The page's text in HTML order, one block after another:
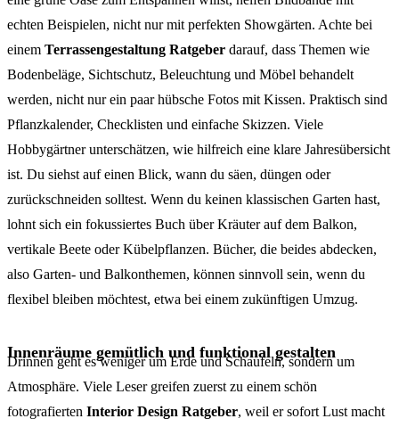
echten Beispielen, nicht nur mit perfekten Showgärten. Achte bei
einem Terrassengestaltung Ratgeber darauf, dass Themen wie
Bodenbeläge, Sichtschutz, Beleuchtung und Möbel behandelt
werden, nicht nur ein paar hübsche Fotos mit Kissen. Praktisch sind
Pflanzkalender, Checklisten und einfache Skizzen. Viele
Hobbygärtner unterschätzen, wie hilfreich eine klare Jahresübersicht
ist. Du siehst auf einen Blick, wann du säen, düngen oder
zurückschneiden solltest. Wenn du keinen klassischen Garten hast,
lohnt sich ein fokussiertes Buch über Kräuter auf dem Balkon,
vertikale Beete oder Kübelpflanzen. Bücher, die beides abdecken,
also Garten- und Balkonthemen, können sinnvoll sein, wenn du
flexibel bleiben möchtest, etwa bei einem zukünftigen Umzug.
Innenräume gemütlich und funktional gestalten
Drinnen geht es weniger um Erde und Schaufeln, sondern um
Atmosphäre. Viele Leser greifen zuerst zu einem schön
fotografierten Interior Design Ratgeber, weil er sofort Lust macht